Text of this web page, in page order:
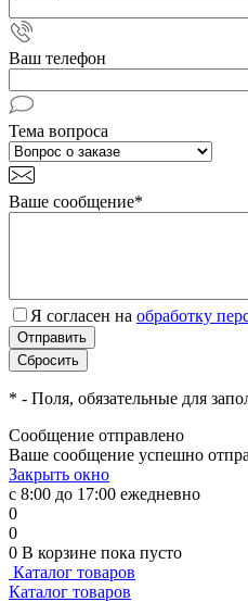
Ваш телефон
Тема вопроса
Ваше сообщение*
Я согласен на обработку
* - Поля, обязательные для
Сообщение отправлено
Ваше сообщение успешно
Закрыть окно
с 8:00 до 17:00 ежедневно
0
0
0 В корзине пока пусто
Каталог товаров
Каталог товаров